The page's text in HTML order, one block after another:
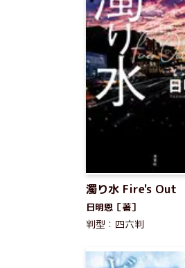
濁り水 Fire's Out
日明恩［著］
判型：四六判